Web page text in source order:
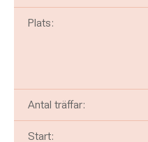
Plats:
Antal träffar:
Start: